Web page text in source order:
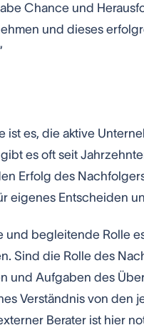
Chance und
und dieses
es, die aktive
es oft seit
Erfolg des
eigenes Entscheiden
begleitende Rolle
Sind die Rolle des
und Aufgaben des
Verständnis von den
Berater ist hier